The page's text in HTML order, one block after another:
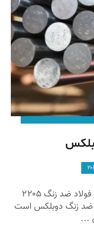
AISI ۲۲۰۵، همچنین به عنوان فولاد ضد زنگ ۲۲۰۵
ضد زنگ دوبلکس است
...